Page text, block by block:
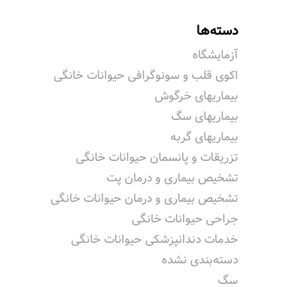
دسته‌ها
آزمایشگاه
اکوی قلب و سونوگرافی حیوانات خانگی
بیماریهای خرگوش
بیماریهای سگ
بیماریهای گربه
تزریقات و پانسمان حیوانات خانگی
تشخیص بیماری و درمان پت
تشخیص بیماری و درمان حیوانات خانگی
جراحی حیوانات خانگی
خدمات دندانپزشکی حیوانات خانگی
دسته‌بندی نشده
سگ